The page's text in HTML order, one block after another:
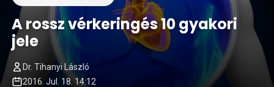
A rossz vérkeringés 10 gyakori
jele
Dr. Tihanyi László
2016. Jul. 18. 14:12